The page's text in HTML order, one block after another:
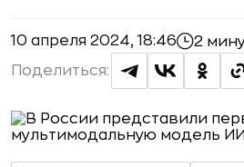
10 апреля 2024, 18:46 2
Поделиться: